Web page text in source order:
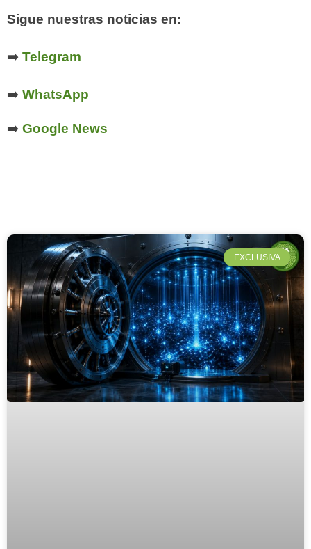
Sigue nuestras noticias en:
➡️ Telegram
➡️ WhatsApp
➡️ Google News
EXCLUSIVA